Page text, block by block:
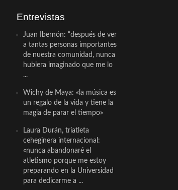
Entrevistas
Juan Ibernón: “después de ver
a tantas personas importantes
de nuestra comunidad, nunca
hubiera imaginado que me lo
...
Wichy de Maya: «la música es
un regalo de la vida y tiene la
magia de parar el tiempo»
Laura Durán, triatleta
ceheginera internacional:
«nunca abandonaré el
atletismo porque me estoy
preparando en la Universidad
para dedicarme a ...